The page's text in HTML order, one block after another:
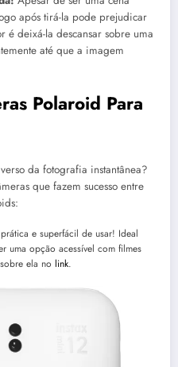
após tirá-la pode prejudicar
é deixá-la descansar sobre uma
até que a imagem
Polaroid Para
da fotografia instantânea?
que fazem sucesso entre
e superfácil de usar! Ideal
uma opção acessível com filmes
ela no link.